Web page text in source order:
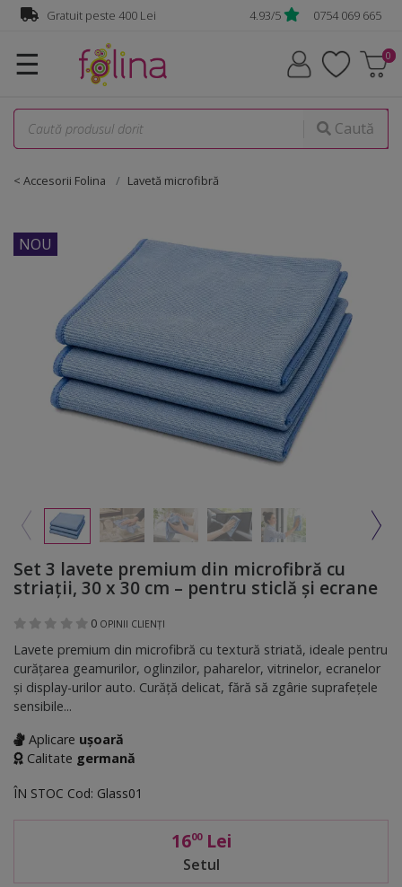
Gratuit peste 400 Lei 4.93/5 0754 069 665
☰
Caută
< Accesorii Folina Lavetă microfibră
NOU
Set 3 lavete premium din microfibră cu
striații, 30 x 30 cm – pentru sticlă și ecrane
0 OPINII CLIENȚI
Lavete premium din microfibră cu textură striată, ideale pentru
curățarea geamurilor, oglinzilor, paharelor, vitrinelor, ecranelor
și display-urilor auto. Curăță delicat, fără să zgârie suprafețele
sensibile...
Aplicare ușoară
Calitate germană
ÎN STOC Cod: Glass01
1600Lei
Setul